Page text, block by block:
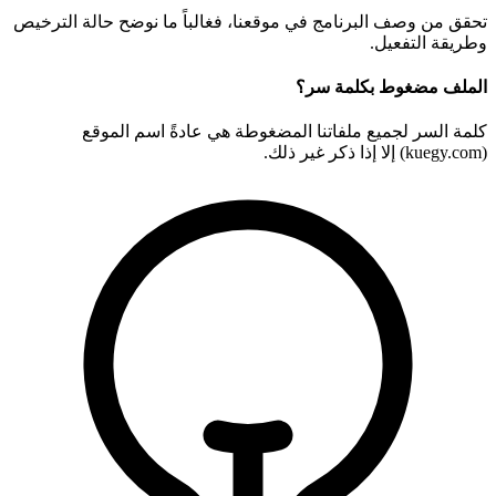
تحقق من وصف البرنامج في موقعنا، فغالباً ما نوضح حالة الترخيص
وطريقة التفعيل.
الملف مضغوط بكلمة سر؟
كلمة السر لجميع ملفاتنا المضغوطة هي عادةً اسم الموقع
(kuegy.com) إلا إذا ذكر غير ذلك.